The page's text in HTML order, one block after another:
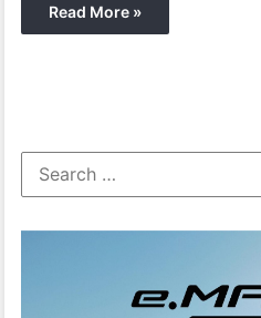
Read More »